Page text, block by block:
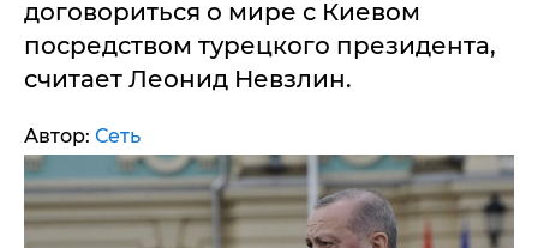
договориться о мире с Киевом
посредством турецкого президента,
считает Леонид Невзлин.
Автор: Сеть